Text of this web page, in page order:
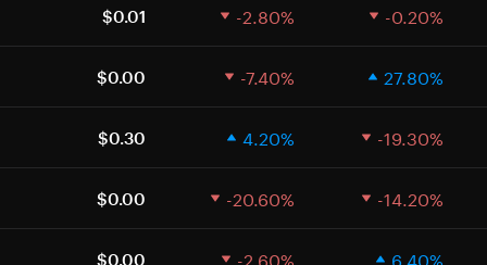
$0.01 -2.80% -0.20%
$0.00 -7.40% 27.80%
$0.30 4.20% -19.30%
$0.00 -20.60% -14.20%
$0.00 -2.60% 6.40%